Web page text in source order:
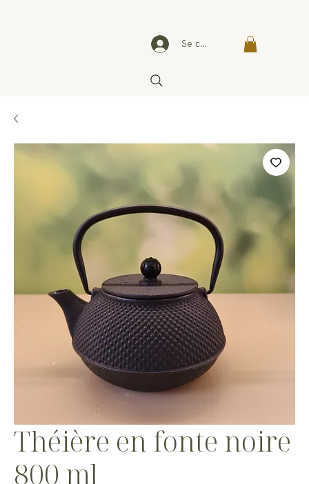
Se connecter
Théière en fonte noire
800 ml